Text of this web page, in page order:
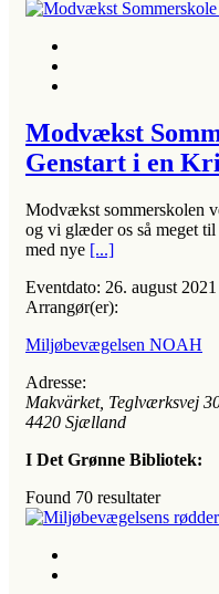
Modvækst
Genstart i en
Modvækst sommerskolen
og vi glæder os så meget til
med nye [...]
Eventdato: 26. august
Arrangør(er):
Miljøbevægelsen NOAH
Adresse:
Makvärket, Teglværksvej
4420 Sjælland
I Det Grønne Bibliotek:
Found 70 resultater